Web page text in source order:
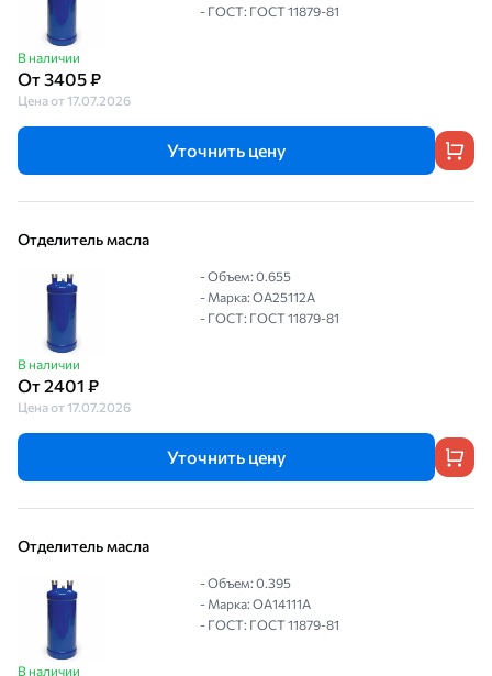
В наличии
От 3405 ₽
Цена от 17.07.2026
- ГОСТ: ГОСТ 11879-81
Уточнить цену
Отделитель масла
В наличии
От 2401 ₽
Цена от 17.07.2026
- Объем: 0.655
- Марка: OA25112A
- ГОСТ: ГОСТ 11879-81
Уточнить цену
Отделитель масла
В наличии
- Объем: 0.395
- Марка: OA14111A
- ГОСТ: ГОСТ 11879-81